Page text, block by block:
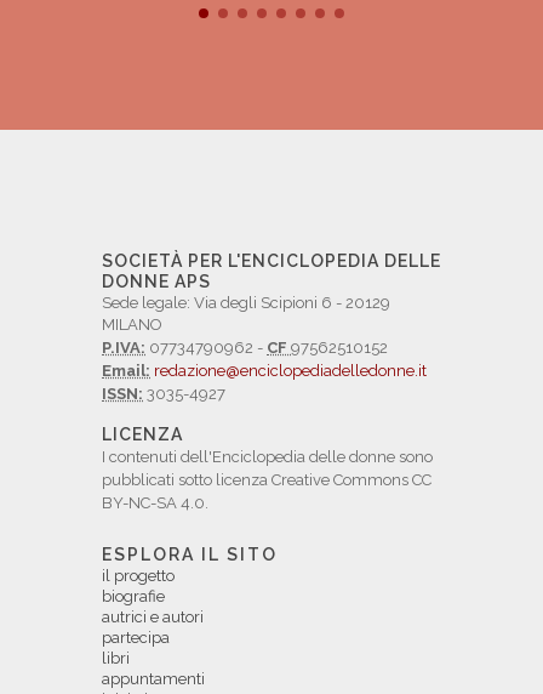
SOCIETÀ PER L'ENCICLOPEDIA DELLE
DONNE APS
Sede legale: Via degli Scipioni 6 - 20129
MILANO
P.IVA: 07734790962 - CF 97562510152
Email: redazione@enciclopediadelledonne.it
ISSN: 3035-4927
LICENZA
I contenuti dell'Enciclopedia delle donne sono
pubblicati sotto licenza Creative Commons CC
BY-NC-SA 4.0.
ESPLORA IL SITO
il progetto
biografie
autrici e autori
partecipa
libri
appuntamenti